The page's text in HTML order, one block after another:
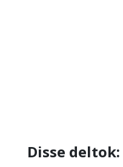
Disse deltok: